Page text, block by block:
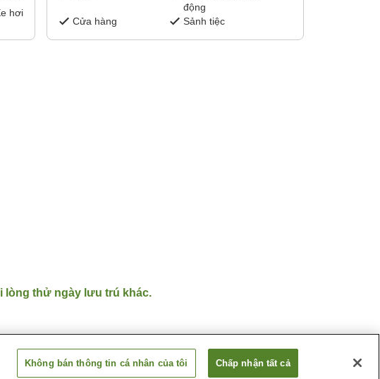
hơi
động
Cửa hàng
Sảnh tiệc
lòng thử ngày lưu trú khác.
Không bán thông tin cá nhân của tôi Chấp nhận tất cả